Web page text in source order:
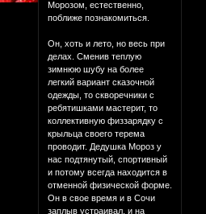
Морозом, естественно,
поближе познакомиться.
Он, хоть и лето, но весь при
делах. Сменив теплую
зимнюю шубу на более
легкий вариант сказочной
одежды, то скворечники с
ребятишками мастерит, то
коллективную физзарядку с
крыльца своего терема
проводит. Дедушка Мороз у
нас подтянутый, спортивный
и потому всегда находится в
отменной физической форме.
Он в свое время и в Сочи
заплыв устраивал, и на